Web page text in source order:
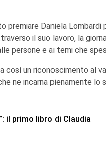
premiare Daniela
il suo lavoro, la
persone e ai temi che
così un riconoscimento al
ne incarna pienamente lo
il primo libro di Claudia